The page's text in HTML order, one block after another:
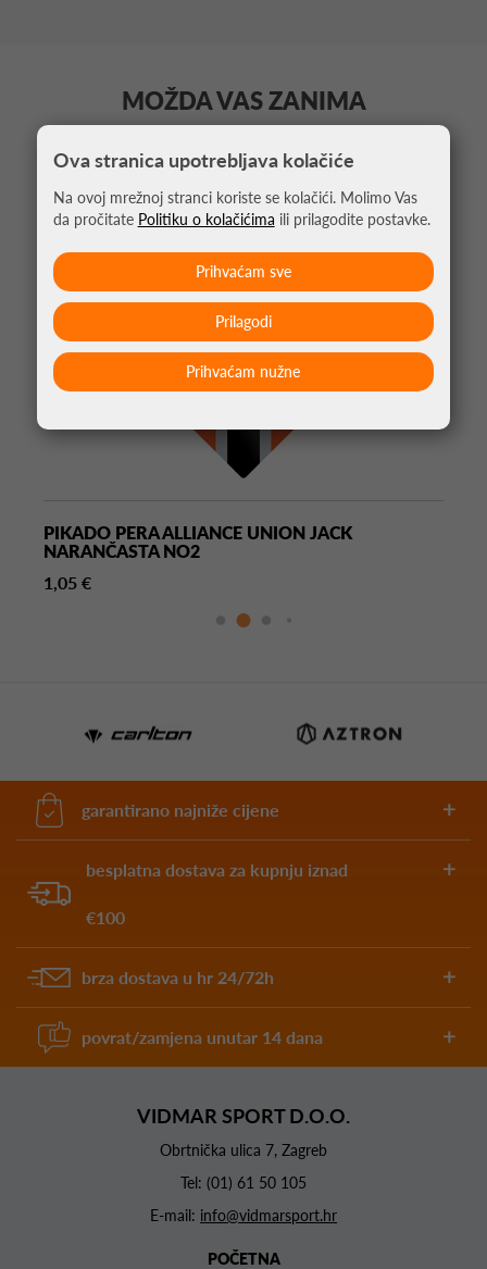
MOŽDA VAS ZANIMA
PIKADO PERA ALLIANCE UNION JACK
NARANČASTA NO2
1,05 €
garantirano najniže cijene
besplatna dostava za kupnju iznad
€100
brza dostava u hr 24/72h
povrat/zamjena unutar 14 dana
VIDMAR SPORT D.O.O.
Obrtnička ulica 7, Zagreb
Tel: (01) 61 50 105
E-mail: info@vidmarsport.hr
POČETNA
Ova stranica upotrebljava kolačiće
Na ovoj mrežnoj stranci koriste se kolačići. Molimo Vas
da pročitate Politiku o kolačićima ili prilagodite postavke.
Prihvaćam nužne
Prilagodi
Prihvaćam sve